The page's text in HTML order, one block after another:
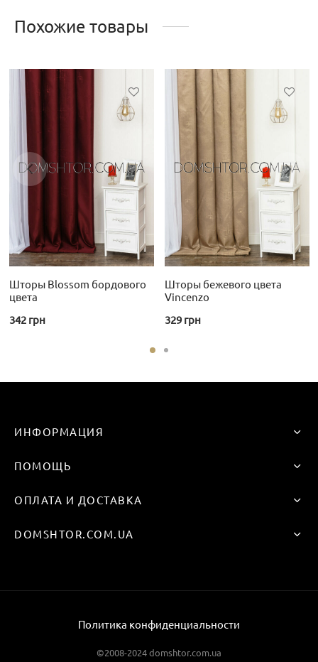
Похожие товары
Шторы Blossom бордового
цвета
342 грн
Шторы бежевого цвета
Vincenzo
329 грн
DOMSHTOR.COM.UA
ПОМОЩЬ
ОПЛАТА И ДОСТАВКА
ИНФОРМАЦИЯ
Политика конфиденциальности
©2008-2024 domshtor.com.ua